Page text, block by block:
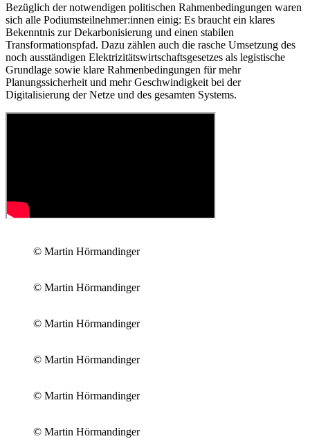
Bezüglich der notwendigen politischen Rahmenbedingungen waren
sich alle Podiumsteilnehmer:innen einig: Es braucht ein klares
Bekenntnis zur Dekarbonisierung und einen stabilen
Transformationspfad. Dazu zählen auch die rasche Umsetzung des
noch ausständigen Elektrizitätswirtschaftsgesetzes als legistische
Grundlage sowie klare Rahmenbedingungen für mehr
Planungssicherheit und mehr Geschwindigkeit bei der
Digitalisierung der Netze und des gesamten Systems.
© Martin Hörmandinger
© Martin Hörmandinger
© Martin Hörmandinger
© Martin Hörmandinger
© Martin Hörmandinger
© Martin Hörmandinger